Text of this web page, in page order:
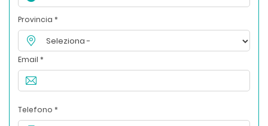
Provincia *
Email *
Telefono *